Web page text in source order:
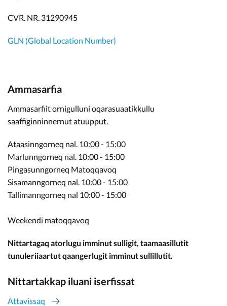
CVR. NR. 31290945
GLN (Global Location Number)
Ammasarfia
Ammasarfiit ornigulluni oqarasuaatikkullu
saaffiginninnernut atuupput.
Ataasinngorneq nal. 10:00 - 15:00
Marlunngorneq nal. 10:00 - 15:00
Pingasunngorneq Matoqqavoq
Sisamanngorneq nal. 10:00 - 15:00
Tallimanngorneq nal 10:00 - 15:00
Weekendi matoqqavoq
Nittartagaq atorlugu imminut sulligit, taamaasillutit
tunuleriiaartut qaangerlugit imminut sullillutit.
Nittartakkap iluani iserfissat
Attavissaq